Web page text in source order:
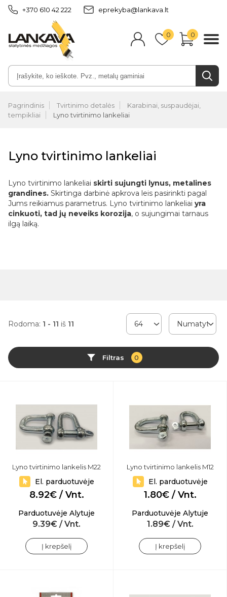
+370 610 42 222 eprekyba@lankava.lt
0 0
Pagrindinis Tvirtinimo detalės
Karabinai, suspaudėjai,
tempikliai
Lyno tvirtinimo lankeliai
Lyno tvirtinimo lankeliai
Lyno tvirtinimo lankeliai skirti sujungti lynus, metalines
grandines. Skirtinga darbinė apkrova leis pasirinkti pagal
Jums reikiamus parametrus. Lyno tvirtinimo lankeliai yra
cinkuoti, tad jų neveiks korozija, o sujungimai tarnaus
ilgą laiką.
Rodoma: 1 - 11 iš 11
Filtras 0
Lyno tvirtinimo lankelis M22
El. parduotuvėje
8.92€ / Vnt.
Parduotuvėje Alytuje
9.39€ / Vnt.
Į krepšelį
Lyno tvirtinimo lankelis M12
El. parduotuvėje
1.80€ / Vnt.
Parduotuvėje Alytuje
1.89€ / Vnt.
Į krepšelį